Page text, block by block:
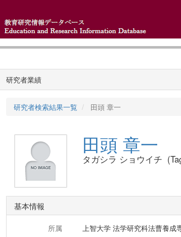
研究者業績
研究者検索結果一覧 田頭 章一
田頭 章一
タガシラ ショウイチ
基本情報
所属
上智大学 法学研究科法曹養成